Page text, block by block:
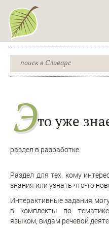
Это уже
раздел в разработке
Раздел для тех, кому
знания или узнать что-то
Интерактивные задания
в комплекты по
языком, видам речевой